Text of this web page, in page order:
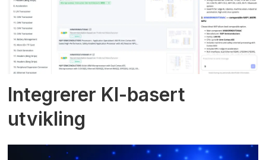
Integrerer KI-basert
utvikling